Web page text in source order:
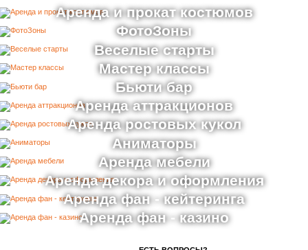
Аренда и прокат костюмов
ФотоЗоны
Веселые старты
Мастер классы
Бьюти бар
Аренда аттракционов
Аренда ростовых кукол
Аниматоры
Аренда мебели
Аренда декора и оформления
Аренда фан - кейтеринга
Аренда фан - казино